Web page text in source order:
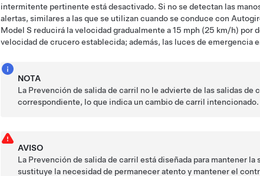
intermitente pertinente está desactivado. Si no se detectan las
alertas, similares a las que se utilizan cuando se conduce con
Model S reducirá la velocidad gradualmente a15 mph (25 km/h) por
velocidad de crucero establecida; además, las luces de emergencia
NOTA
La Prevención de salida de carril no le advierte de las salidas
correspondiente, lo que indica un cambio de carril intencionado.
AVISO
La Prevención de salida de carril está diseñada para mantener
sustituye la necesidad de permanecer atento y mantener el